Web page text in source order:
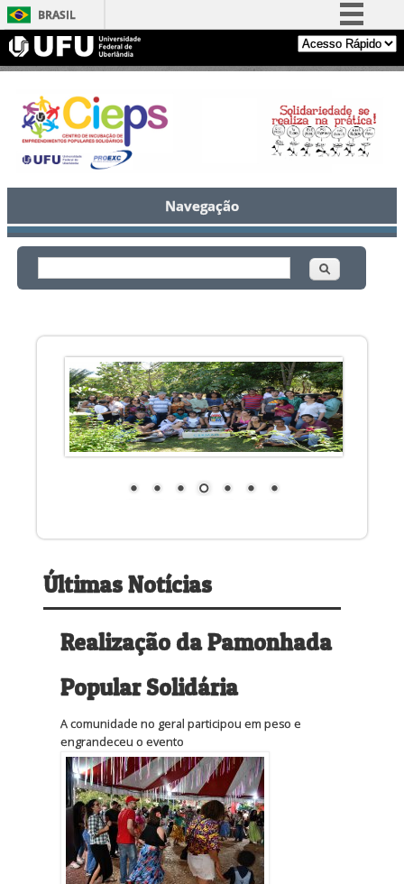
BRASIL
Simplifique!
Comunica BR
Participe
Acesso à informação
Legislação
Canais
Navegação
Formulário de busca
Buscar
Últimas Notícias
Realização da Pamonhada
Popular Solidária
A comunidade no geral participou em peso e
engrandeceu o evento